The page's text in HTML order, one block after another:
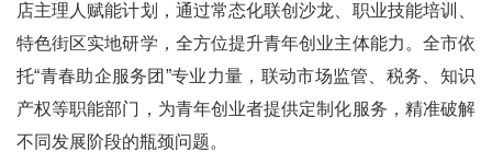
店主理人赋能计划，通过常态化联创沙龙、职业技能培训、
特色街区实地研学，全方位提升青年创业主体能力。全市依
托“青春助企服务团”专业力量，联动市场监管、税务、知识
产权等职能部门，为青年创业者提供定制化服务，精准破解
不同发展阶段的瓶颈问题。